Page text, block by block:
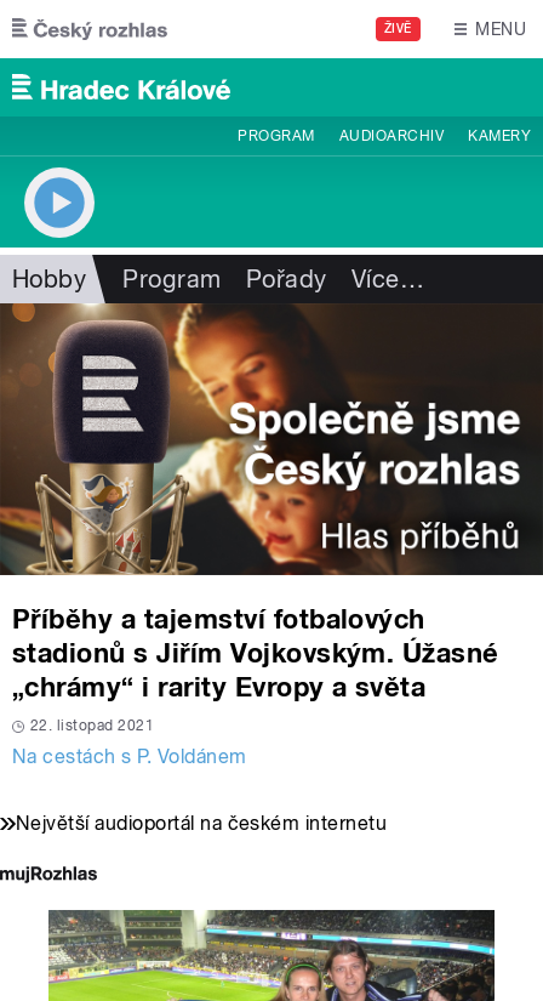
Přejít k hlavnímu obsahu
ŽIVĚ MENU
PROGRAM AUDIOARCHIV KAMERY
Hobby Program Pořady Více…
Příběhy a tajemství fotbalových
stadionů s Jiřím Vojkovským. Úžasné
„chrámy“ i rarity Evropy a světa
22. listopad 2021
Na cestách s P. Voldánem
Největší audioportál na českém internetu